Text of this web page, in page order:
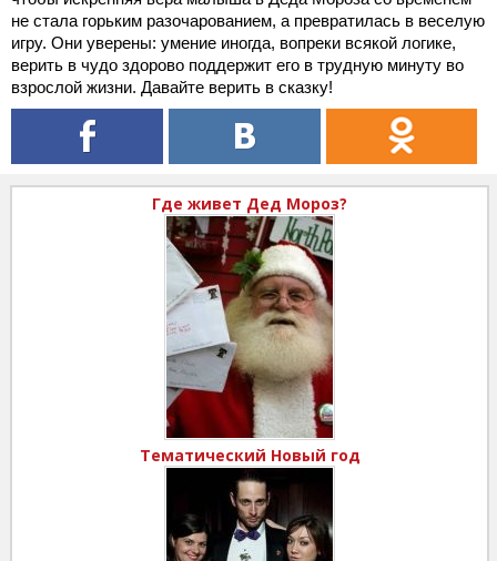
не стала горьким разочарованием, а превратилась в веселую
игру. Они уверены: умение иногда, вопреки всякой логике,
верить в чудо здорово поддержит его в трудную минуту во
взрослой жизни. Давайте верить в сказку!
Где живет Дед Мороз?
Тематический Новый год